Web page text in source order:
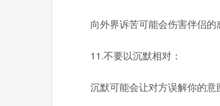
向外界诉苦可能会伤害伴侣的
11.不要以沉默相对：
沉默可能会让对方误解你的意